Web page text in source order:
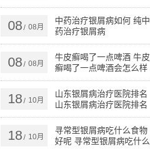
08/ 08月
中药治疗银屑病如何 纯中
药治疗银屑病
08/ 08月
牛皮癣喝了一点啤酒 牛皮
癣喝了一点啤酒会怎么样
18/ 10月
山东银屑病治疗医院排名
山东银屑病治疗医院排名
榜
18/ 10月
寻常型银屑病吃什么食物
好呢 寻常型银屑病吃什么